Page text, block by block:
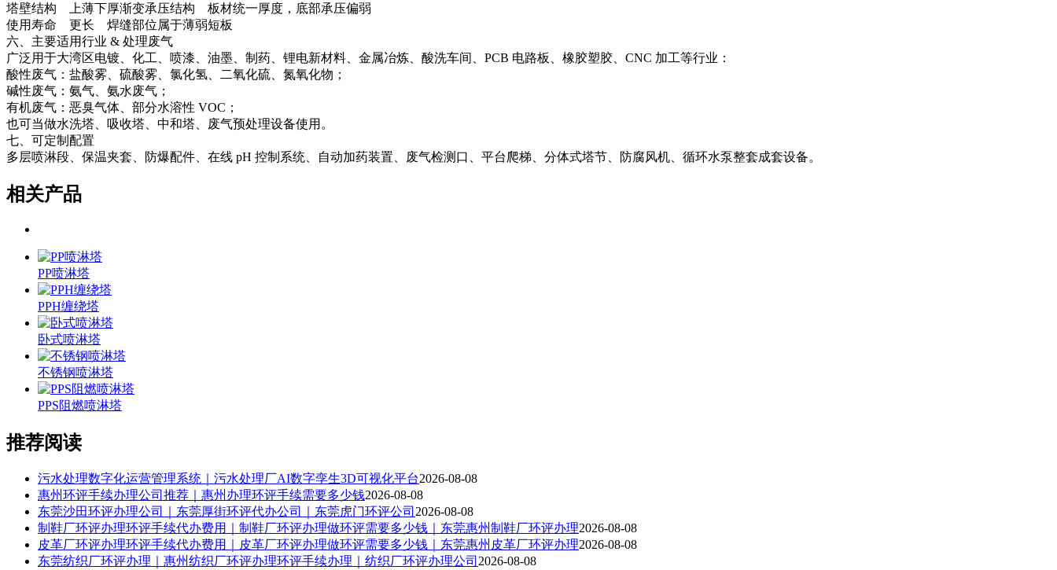
塔壁结构 上薄下厚渐变承压结构 板材统一厚度，底部承压偏弱
使用寿命 更长 焊缝部位属于薄弱短板
六、主要适用行业 & 处理废气
广泛用于大湾区电镀、化工、喷漆、油墨、制药、锂电新材料、金属冶炼、酸洗车间、PCB 电路板、橡胶塑胶、CNC 加工等行业：
酸性废气：盐酸雾、硫酸雾、氯化氢、二氧化硫、氮氧化物；
碱性废气：氨气、氨水废气；
有机废气：恶臭气体、部分水溶性 VOC；
也可当做水洗塔、吸收塔、中和塔、废气预处理设备使用。
七、可定制配置
多层喷淋段、保温夹套、防爆配件、在线 pH 控制系统、自动加药装置、废气检测口、平台爬梯、分体式塔节、防腐风机、循环水泵整套成套设备。
相关产品
PP喷淋塔
PPH缠绕塔
卧式喷淋塔
不锈钢喷淋塔
PPS阻燃喷淋塔
推荐阅读
污水处理数字化运营管理系统｜污水处理厂AI数字孪生3D可视化平台2026-08-08
惠州环评手续办理公司推荐｜惠州办理环评手续需要多少钱2026-08-08
东莞沙田环评办理公司｜东莞厚街环评代办公司｜东莞虎门环评公司 2026-08-08
制鞋厂环评办理环评手续代办费用｜制鞋厂环评办理做环评需要多少钱｜东莞惠州制鞋厂环评办理2026-08-08
皮革厂环评办理环评手续代办费用｜皮革厂环评办理做环评需要多少钱｜东莞惠州皮革厂环评办理2026-08-08
东莞纺织厂环评办理｜惠州纺织厂环评办理环评手续办理｜纺织厂环评办理公司 2026-08-08